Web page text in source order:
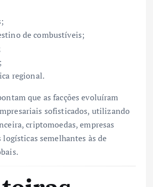
de combustíveis;
regional.
que as facções evoluíram
sofisticados, utilizando
criptomoedas, empresas
logísticas semelhantes às de